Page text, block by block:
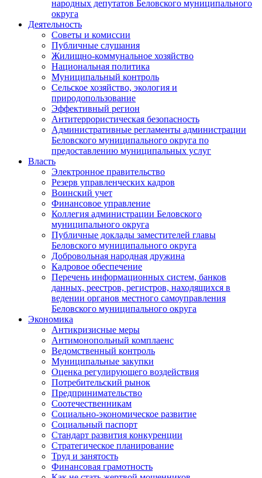
народных депутатов Беловского муниципального
округа
Деятельность
Советы и комиссии
Публичные слушания
Жилищно-коммунальное хозяйство
Национальная политика
Муниципальный контроль
Сельское хозяйство, экология и
природопользование
Эффективный регион
Антитеррористическая безопасность
Административные регламенты администрации
Беловского муниципального округа по
предоставлению муниципальных услуг
Власть
Электронное правительство
Резерв управленческих кадров
Воинский учет
Финансовое управление
Коллегия администрации Беловского
муниципального округа
Публичные доклады заместителей главы
Беловского муниципального округа
Добровольная народная дружина
Кадровое обеспечение
Перечень информационных систем, банков
данных, реестров, регистров, находящихся в
ведении органов местного самоуправления
Беловского муниципального округа
Экономика
Антикризисные меры
Антимонопольный комплаенс
Ведомственный контроль
Муниципальные закупки
Оценка регулирующего воздействия
Потребительский рынок
Предпринимательство
Соотечественникам
Социально-экономическое развитие
Социальный паспорт
Стандарт развития конкуренции
Стратегическое планирование
Труд и занятость
Финансовая грамотность